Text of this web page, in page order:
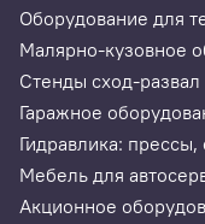
Оборудование для
Малярно-кузовное
Стенды сход-развал
Гаражное
Гидравлика:
Мебель для
Акционное